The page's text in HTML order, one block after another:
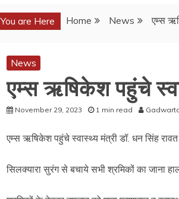
You are Here Home News एम्स
News
एम्स ऋषिकेश पहुंचे
November 29, 2023 1 min read
एम्स ऋषिकेश पहुंचे स्वास्थ्य मंत्री डॉ. धन सिंह रावत
सिलक्यारा सुरंग से बचाये सभी श्रमिकों का जाना